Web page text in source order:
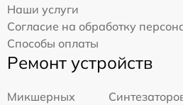
Наши услуги
Согласие на обработку
Способы оплаты
Ремонт устройств
Микшерных